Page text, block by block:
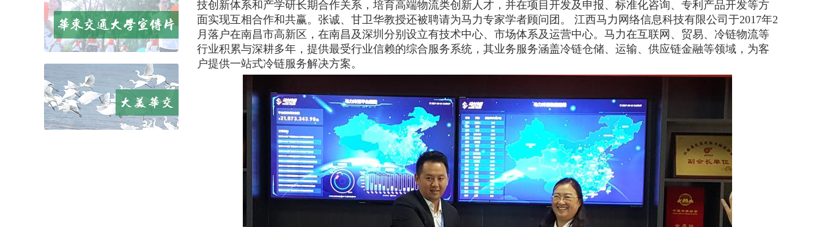
技创新体系和产学研长期合作关系，培育高端物流类创新人才，并在项目开发及申报、标准化咨询、专利产品开发等方
面实现互相合作和共赢。张诚、甘卫华教授还被聘请为马力专家学者顾问团。 江西马力网络信息科技有限公司于2017年2
月落户在南昌市高新区，在南昌及深圳分别设立有技术中心、市场体系及运营中心。马力在互联网、贸易、冷链物流等
行业积累与深耕多年，提供最受行业信赖的综合服务系统，其业务服务涵盖冷链仓储、运输、供应链金融等领域，为客
户提供一站式冷链服务解决方案。